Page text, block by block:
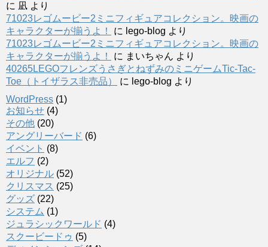
に 凪 より
71023レゴムービー2ミニフィギュアコレクション。映画の
キャラクターが揃うよ！
に lego-blog より
71023レゴムービー2ミニフィギュアコレクション。映画の
キャラクターが揃うよ！
に まいちゃん より
40265LEGOフレンズうさぎとねずみのミニゲームTic-Tac-
Toe（トイザラス非売品）
に lego-blog より
WordPress (1)
お知らせ (4)
その他 (20)
アングリーバード (6)
イベント (8)
エルフ (2)
オリジナル (52)
クリスマス (25)
グッズ (22)
システム (1)
ジュラシックワールド (4)
スクービードゥ (5)